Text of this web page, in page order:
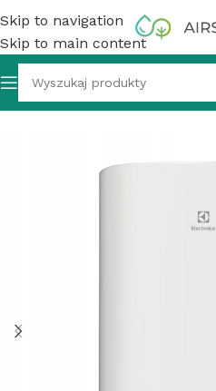
Skip to navigation
Skip to main content
wody akumulacyjny, 100 l,